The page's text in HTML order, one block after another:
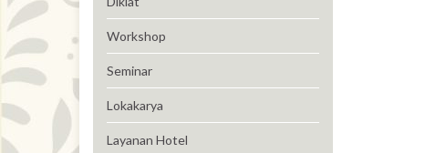
Workshop
Seminar
Lokakarya
Layanan Hotel